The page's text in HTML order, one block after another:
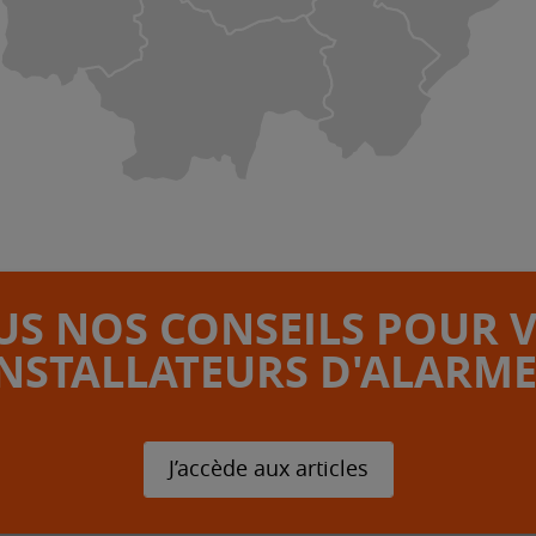
NOS CONSEILS POUR
J’accède aux articles